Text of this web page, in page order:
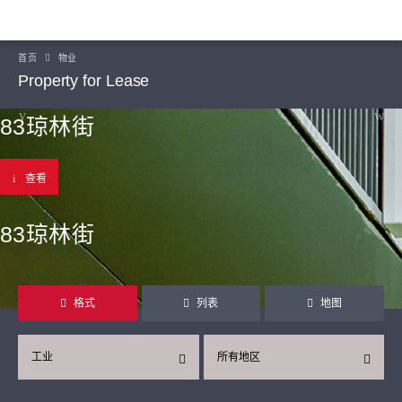
首页 物业
Property for Lease
83琼林街
查看
83琼林街
格式 列表 地图
所有地区
工业